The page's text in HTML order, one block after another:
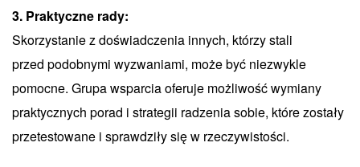
3. Praktyczne rady:
Skorzystanie z doświadczenia innych, którzy stali
przed podobnymi wyzwaniami, może być niezwykle
pomocne. Grupa wsparcia oferuje możliwość wymiany
praktycznych porad i strategii radzenia sobie, które zostały
przetestowane i sprawdziły się w rzeczywistości.